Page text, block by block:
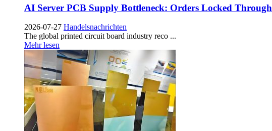
AI Server PCB Supply Bottleneck: Orders Locked Through
2026-07-27 Handelsnachrichten
The global printed circuit board industry reco ...
Mehr lesen